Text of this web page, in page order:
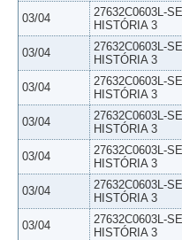
03/04
27632C0603L-
HISTÓRIA 3
03/04
27632C0603L-
HISTÓRIA 3
03/04
27632C0603L-
HISTÓRIA 3
03/04
27632C0603L-
HISTÓRIA 3
03/04
27632C0603L-
HISTÓRIA 3
03/04
27632C0603L-
HISTÓRIA 3
03/04
27632C0603L-
HISTÓRIA 3